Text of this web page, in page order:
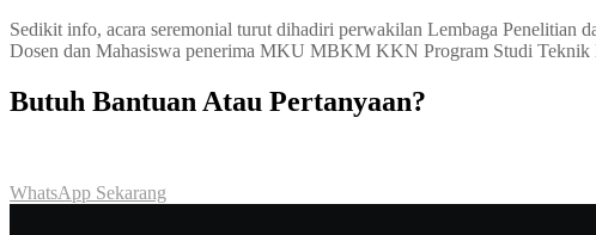
Sedikit info, acara seremonial turut dihadiri perwakilan Lembaga
Dosen dan Mahasiswa penerima MKU MBKM KKN Program Studi
Butuh Bantuan Atau Pertanyaan?
WhatsApp Sekarang